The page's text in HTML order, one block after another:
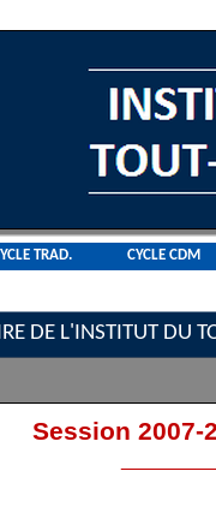
Session 2007-
DE L'INSTITUT DU
TRAD. CYCLE CDM